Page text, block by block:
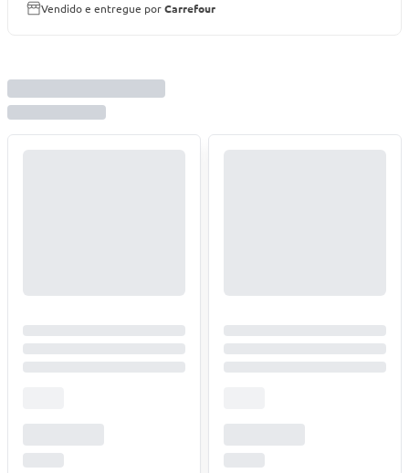
Vendido e entregue porCarrefour